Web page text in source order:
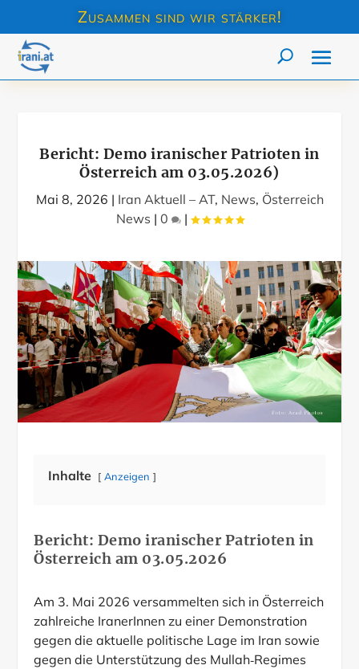
Zusammen sind wir stärker!
Bericht: Demo iranischer Patrioten in
Österreich am 03.05.2026)
Mai 8, 2026 | Iran Aktuell – AT, News, Österreich
News | 0 |
Inhalte Anzeigen
Bericht: Demo iranischer Patrioten in
Österreich am 03.05.2026
Am 3. Mai 2026 versammelten sich in Österreich
zahlreiche IranerInnen zu einer Demonstration
gegen die aktuelle politische Lage im Iran sowie
gegen die Unterstützung des Mullah‑Regimes